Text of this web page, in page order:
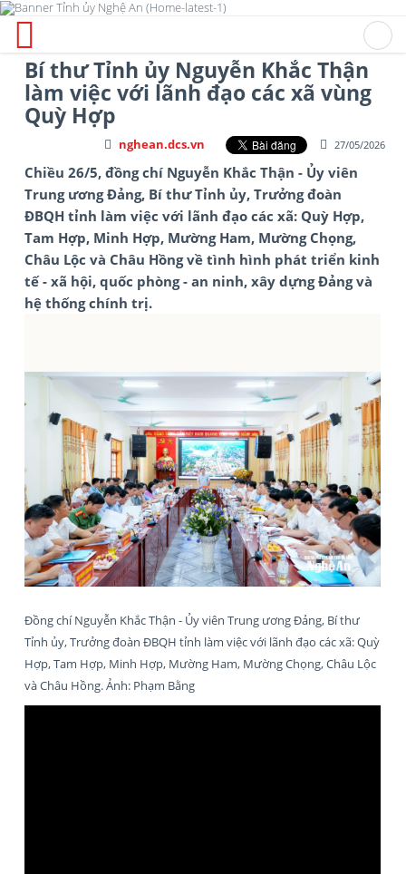
Bí thư Tỉnh ủy Nguyễn Khắc Thận
làm việc với lãnh đạo các xã vùng
Quỳ Hợp
27/05/2026
nghean.dcs.vn
Chiều 26/5, đồng chí Nguyễn Khắc Thận - Ủy viên
Trung ương Đảng, Bí thư Tỉnh ủy, Trưởng đoàn
ĐBQH tỉnh làm việc với lãnh đạo các xã: Quỳ Hợp,
Tam Hợp, Minh Hợp, Mường Ham, Mường Chọng,
Châu Lộc và Châu Hồng về tình hình phát triển kinh
tế - xã hội, quốc phòng - an ninh, xây dựng Đảng và
hệ thống chính trị.
Đồng chí Nguyễn Khắc Thận - Ủy viên Trung ương Đảng, Bí thư
Tỉnh ủy, Trưởng đoàn ĐBQH tỉnh làm việc với lãnh đạo các xã: Quỳ
Hợp, Tam Hợp, Minh Hợp, Mường Ham, Mường Chọng, Châu Lộc
và Châu Hồng. Ảnh: Phạm Bằng